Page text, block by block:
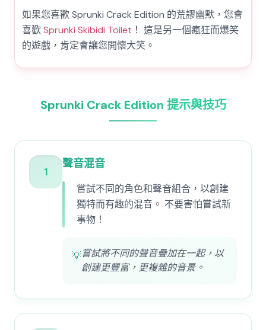
如果您喜歡 Sprunki Crack Edition 的荒謬幽默，您會
喜歡Sprunki Skibidi Toilet ！ 這是另一個瘋狂而爆笑
的遊戲，肯定會讓您開懷大笑。
Sprunki Crack Edition 提示與技巧
1
聲音混音
嘗試不同的角色和聲音組合，以創建
獨特而有趣的混音。 不要害怕嘗試新
事物！
💡嘗試將不同的聲音疊加在一起，以
創建更豐富，更複雜的音景。